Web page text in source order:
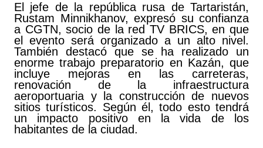
El jefe de la república rusa de Tartaristán,
Rustam Minnikhanov, expresó su confianza
a CGTN, socio de la red TV BRICS, en que
el evento será organizado a un alto nivel.
También destacó que se ha realizado un
enorme trabajo preparatorio en Kazán, que
incluye mejoras en las carreteras,
renovación de la infraestructura
aeroportuaria y la construcción de nuevos
sitios turísticos. Según él, todo esto tendrá
un impacto positivo en la vida de los
habitantes de la ciudad.